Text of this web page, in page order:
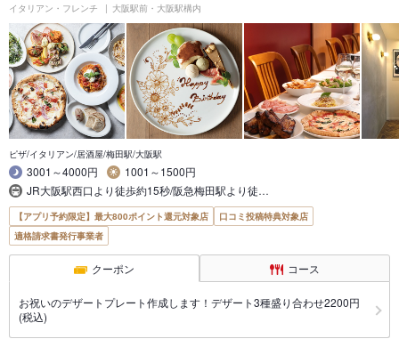
イタリアン・フレンチ 大阪駅前・大阪駅構内
ピザ/イタリアン/居酒屋/梅田駅/大阪駅
3001～4000円
1001～1500円
JR大阪駅西口より徒歩約15秒/阪急梅田駅より徒…
【アプリ予約限定】最大800ポイント還元対象店
口コミ投稿特典対象店
適格請求書発行事業者
クーポン コース
お祝いのデザートプレート作成します！デザート3種盛り合わせ2200円
(税込)